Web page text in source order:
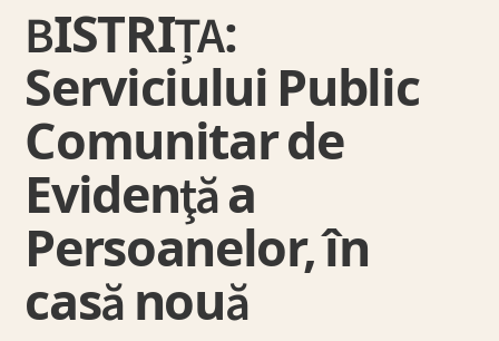
BISTRIȚA:
Serviciului Public
Comunitar de
Evidenţă a
Persoanelor, în
casă nouă